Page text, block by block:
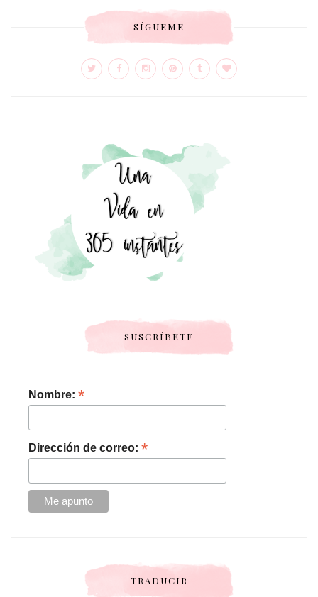
SÍGUEME
SUSCRÍBETE
Nombre: *
Dirección de correo: *
TRADUCIR